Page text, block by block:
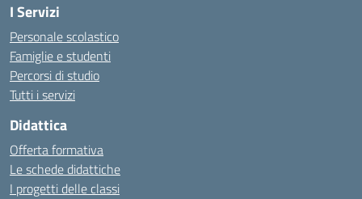
I Servizi
Personale scolastico
Famiglie e studenti
Percorsi di studio
Tutti i servizi
Didattica
Offerta formativa
Le schede didattiche
I progetti delle classi